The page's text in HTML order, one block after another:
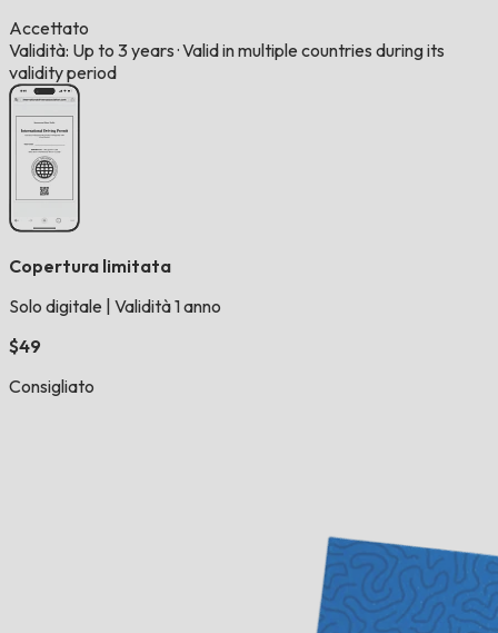
Accettato
Validità: Up to 3 years ·Valid in multiple countries during its
validity period
Copertura limitata
Solo digitale Validità 1 anno
$49
Consigliato